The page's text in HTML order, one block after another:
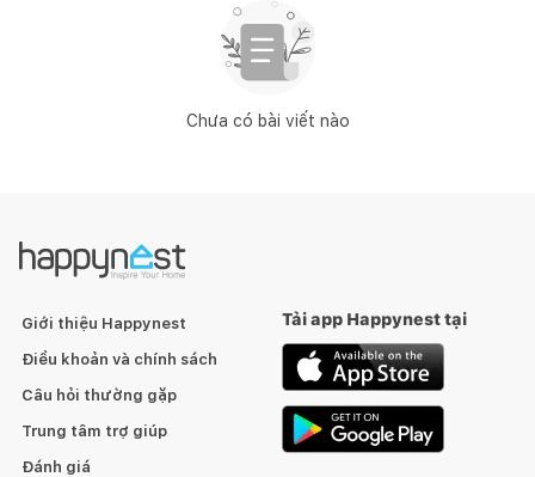
Chưa có bài viết nào
Giới thiệu Happynest
Điều khoản và chính sách
Câu hỏi thường gặp
Trung tâm trợ giúp
Đánh giá
Tải app Happynest tại